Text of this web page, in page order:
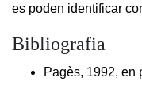
es poden identificar
Bibliografia
Pagès, 1992, en